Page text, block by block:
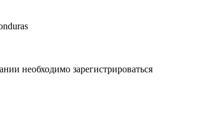
необходимо зарегистрироваться